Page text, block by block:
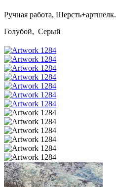
Ручная работа, Шерсть+артшелк.
Голубой, Серый